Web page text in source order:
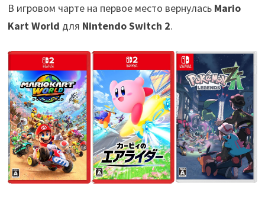
В игровом чарте на первое место вернулась Mario
Kart World для Nintendo Switch 2.